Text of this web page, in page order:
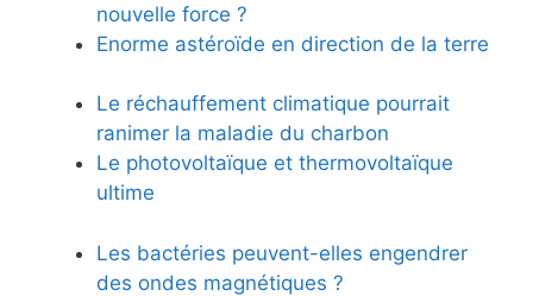
nouvelle force ?
Enorme astéroïde en direction de la terre
Le réchauffement climatique pourrait
ranimer la maladie du charbon
Le photovoltaïque et thermovoltaïque
ultime
Les bactéries peuvent-elles engendrer
des ondes magnétiques ?